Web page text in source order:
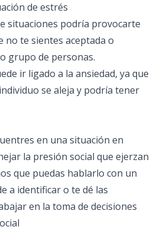
de estrés
situaciones podría provocarte
no te sientes aceptada o
grupo de personas.
ir ligado a la ansiedad, ya que
se aleja y podría tener
en una situación en
la presión social que ejerzan
que puedas hablarlo con un
a identificar o te dé las
en la toma de decisiones